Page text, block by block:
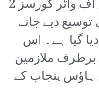
پروگرام فار امپروومنٹ آف واٹر کورسز 2
دیے جانے
گیا ہے۔ اس
برطرف ملازمین
ہاؤس پنجاب کے